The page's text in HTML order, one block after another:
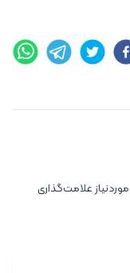
علامت‌گذاری